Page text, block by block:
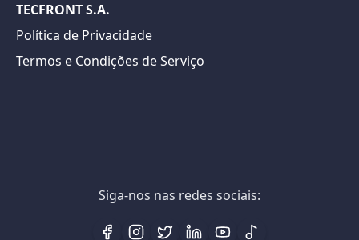
TECFRONT S.A.
Política de Privacidade
Termos e Condições de Serviço
Siga-nos nas redes sociais: